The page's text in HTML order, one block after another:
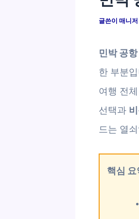
글쓴이 매니저
민박 공
한 부분
여행 전
선택과
드는 열
핵심 요